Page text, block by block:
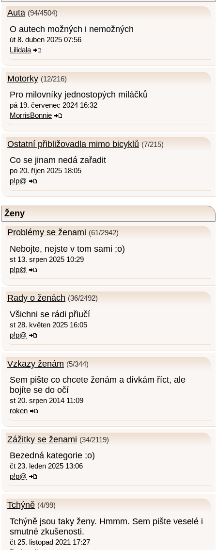
Auta (94/4504)
O autech možných i nemožných
út 8. duben 2025 07:56
Lilidala
Motorky (12/216)
Pro milovníky jednostopých miláčků
pá 19. červenec 2024 16:32
MorrisBonnie
Ostatní přibližovadla mimo bicyklů (7/215)
Co se jinam nedá zařadit
po 20. říjen 2025 18:05
p!p@
Ženy
Problémy se ženami (61/2942)
Nebojte, nejste v tom sami ;o)
st 13. srpen 2025 10:29
p!p@
Rady o ženách (36/2492)
Všichni se rádi přiučí
st 28. květen 2025 16:05
p!p@
Vzkazy ženám (5/344)
Sem pište co chcete ženám a dívkám říct, ale
bojíte se do očí
st 20. srpen 2014 11:09
roken
Zážitky se ženami (34/2119)
Bezedná kategorie ;o)
čt 23. leden 2025 13:06
p!p@
Tchýně (4/99)
Tchýně jsou taky ženy. Hmmm. Sem pište veselé i
smutné zkušenosti.
čt 25. listopad 2021 17:27